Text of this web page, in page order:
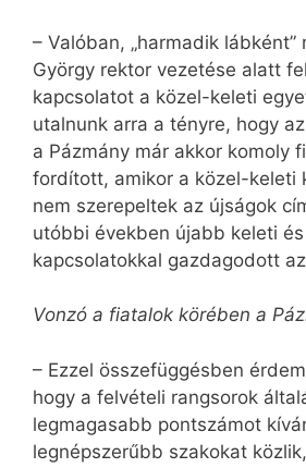
– Valóban, „harmadik lábként”
György rektor vezetése alatt
kapcsolatot a közel-keleti
utalnunk arra a tényre, hogy
a Pázmány már akkor komoly
fordított, amikor a közel-keleti
nem szerepeltek az újságok
utóbbi években újabb keleti
kapcsolatokkal gazdagodott
Vonzó a fiatalok körében a
– Ezzel összefüggésben
hogy a felvételi rangsorok
legmagasabb pontszámot
legnépszerűbb szakokat